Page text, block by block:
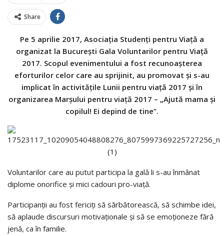
Share
Pe 5 aprilie 2017, Asociaţia Studenţi pentru Viaţă a
organizat la Bucureşti Gala Voluntarilor pentru Viaţă
2017. Scopul evenimentului a fost recunoașterea
eforturilor celor care au sprijinit, au promovat și s-au
implicat în activitățile Lunii pentru viață 2017 şi în
organizarea Marșului pentru viață 2017 – „Ajută mama şi
copilul! Ei depind de tine”.
Voluntarilor care au putut participa la gală li s-au înmânat
diplome onorifice şi mici cadouri pro-viaţă.
Participanţii au fost fericiţi să sărbătorească, să schimbe idei,
să aplaude discursuri motivaţionale şi să se emoţioneze fără
jenă, ca în familie.